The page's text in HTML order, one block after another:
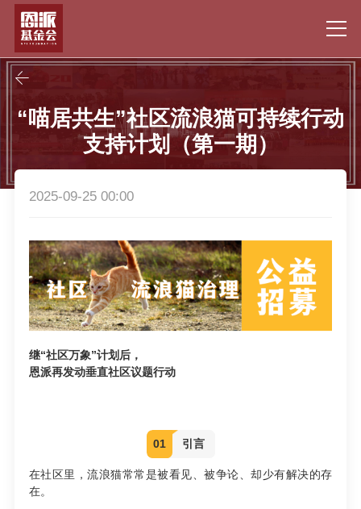
“喵居共生”社区流浪猫可持续行动
支持计划（第一期）
2025-09-25 00:00
继“社区万象”计划后，
恩派再发动垂直社区议题行动
01 引言
在社区里，流浪猫常常是被看见、被争论、却少有解决的存
在。